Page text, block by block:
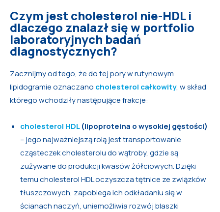
Czym jest cholesterol nie-HDL i
dlaczego znalazł się w portfolio
laboratoryjnych badań
diagnostycznych?
Zacznijmy od tego, że do tej pory w rutynowym
lipidogramie oznaczano cholesterol całkowity, w skład
którego wchodziły następujące frakcje:
cholesterol HDL(lipoproteina o wysokiej gęstości)
– jego najważniejszą rolą jest transportowanie
cząsteczek cholesterolu do wątroby, gdzie są
zużywane do produkcji kwasów żółciowych. Dzięki
temu cholesterol HDL oczyszcza tętnice ze związków
tłuszczowych, zapobiega ich odkładaniu się w
ścianach naczyń, uniemożliwia rozwój blaszki